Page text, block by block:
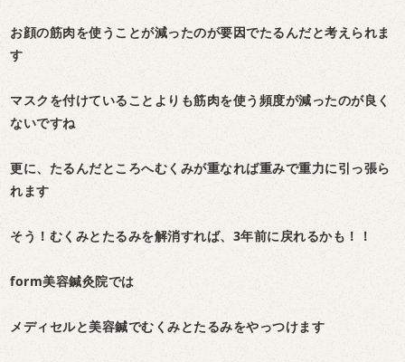
お顔の筋肉を使うことが減ったのが要因でたるんだと考えられま
す
マスクを付けていることよりも筋肉を使う頻度が減ったのが良く
ないですね
更に、たるんだところへむくみが重なれば重みで重力に引っ張ら
れます
そう！むくみとたるみを解消すれば、3年前に戻れるかも！！
form美容鍼灸院では
メディセルと美容鍼でむくみとたるみをやっつけます